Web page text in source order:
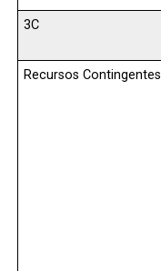
3C
Recursos Contingentes